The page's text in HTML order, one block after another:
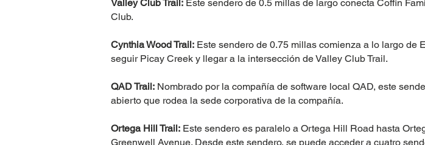
Valley Club Trail: Este sendero de 0.5 millas de largo conecta Coffin
Club.
Cynthia Wood Trail: Este sendero de 0.75 millas comienza a lo largo de
seguir Picay Creek y llegar a la intersección de Valley Club Trail.
QAD Trail: Nombrado por la compañía de software local QAD, este
abierto que rodea la sede corporativa de la compañía.
Ortega Hill Trail: Este sendero es paralelo a Ortega Hill Road hasta
Greenwell Avenue. Desde este sendero, se puede acceder a cuatro